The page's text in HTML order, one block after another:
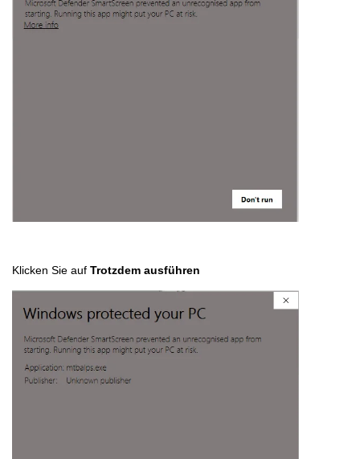
Klicken Sie auf Trotzdem ausführen